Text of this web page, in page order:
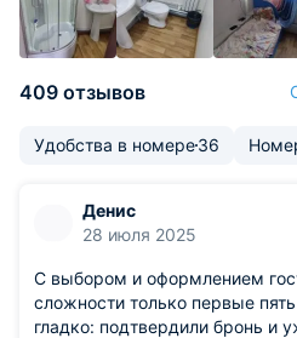
409 отзывов
Удобства в номере36
Денис
28 июля 2025
С выбором и оформлением
сложности только первые
гладко: подтвердили бронь и